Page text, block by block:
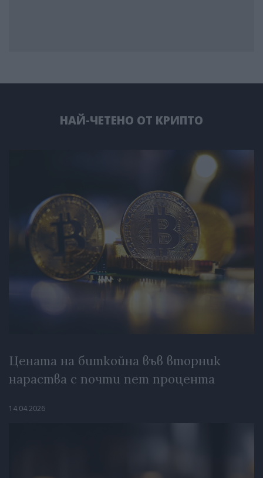
НАЙ-ЧЕТЕНО ОТ КРИПТО
Цената на биткойна във вторник
нараства с почти пет процента
14.04.2026